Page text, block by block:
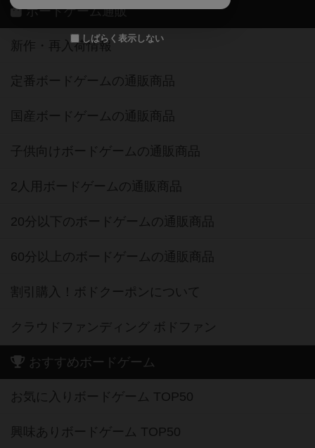
しばらく表示しない
ボードゲーム通販
新作・再入荷情報
定番ボードゲームの通販商品
国産ボードゲームの通販商品
子供向けボードゲームの通販商品
2人用ボードゲームの通販商品
20分以下のボードゲームの通販商品
60分以上のボードゲームの通販商品
割引購入！ボドクーポンについて
クラウドファンディング ボドファン
おすすめボードゲーム
お気に入りボードゲーム TOP50
興味ありボードゲーム TOP50